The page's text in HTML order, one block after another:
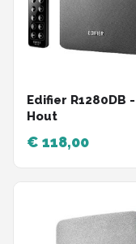
Edifier
Hout
€ 118,00